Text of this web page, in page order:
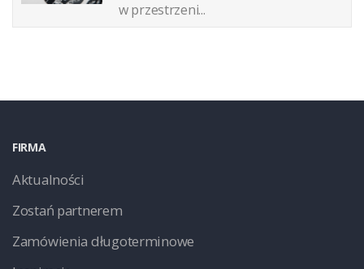
w przestrzeni...
FIRMA
Aktualności
Zostań partnerem
Zamówienia długoterminowe